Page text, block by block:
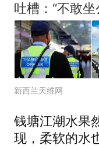
吐槽：“不敢
新西兰天维网
钱塘江潮水果
现，柔软的水